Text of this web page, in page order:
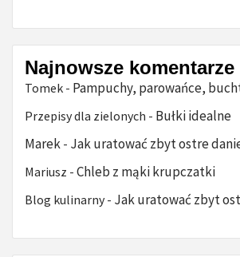
Najnowsze komentarze
Tomek - Pampuchy, parowańce,
Przepisy dla zielonych - Bułki idealne
Marek - Jak uratować zbyt ostre
Mariusz - Chleb z mąki krupczatki
Blog kulinarny- Jak uratować zbyt